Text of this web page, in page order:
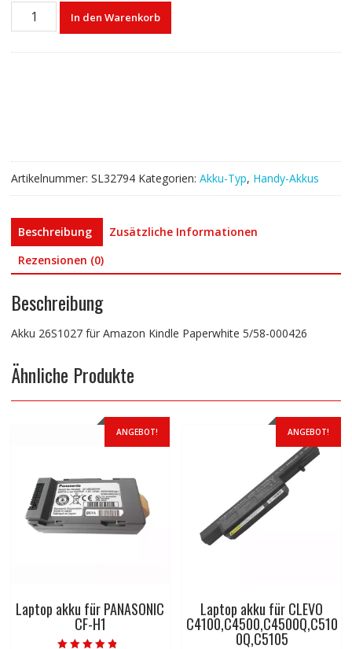
Akku
26S1027
In den Warenkorb
Artikelnummer: SL32794 Kategorien: Akku-Typ, Handy-Akkus
Beschreibung
Zusätzliche Informationen
Rezensionen (0)
Beschreibung
Akku 26S1027 für Amazon Kindle Paperwhite 5/58-000426
Ähnliche Produkte
ANGEBOT!
Laptop akku für PANASONIC
CF-H1
ANGEBOT!
Laptop akku für CLEVO
C4100,C4500,C4500Q,C510
0Q,C5105